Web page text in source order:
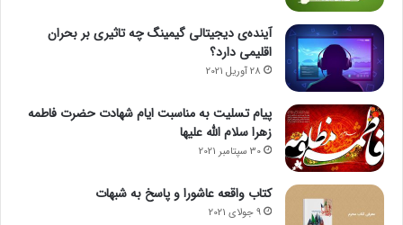
آینده‌ی دیجیتالی گیمینگ چه تاثیری بر بحران
اقلیمی دارد؟
28 آوریل 2021
پیام تسلیت به مناسبت ایام شهادت حضرت فاطمه
زهرا سلام الله علیها
30 سپتامبر 2021
کتاب واقعه عاشورا و پاسخ به شبهات
9 جولای 2021